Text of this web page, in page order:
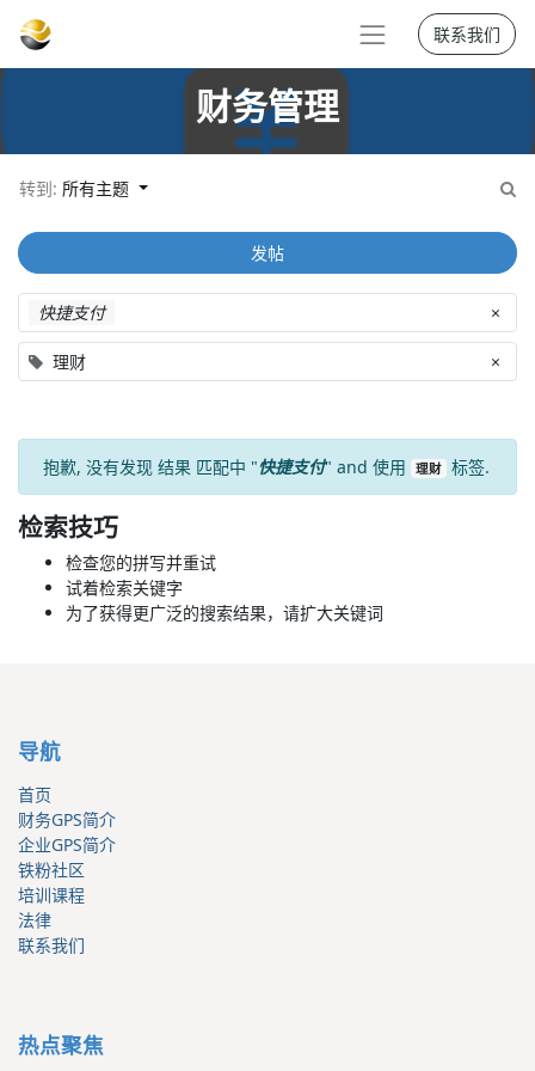
联系我们
财务管理
转到: 所有主题
快捷支付 ×
理财 ×
发帖
抱歉, 没有发现 结果 匹配中 "快捷支付" and 使用 理财 标签.
检索技巧
检查您的拼写并重试
试着检索关键字
为了获得更广泛的搜索结果，请扩大关键词
导航
首页
财务GPS简介
企业GPS简介
铁粉社区
培训课程
法律
联系我们
热点聚焦